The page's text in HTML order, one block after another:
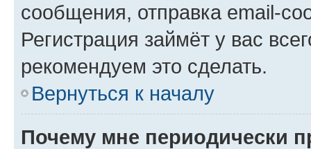
сообщения, отправка email-
Регистрация займёт у вас
рекомендуем это сделать.
Вернуться к началу
Почему мне периодически